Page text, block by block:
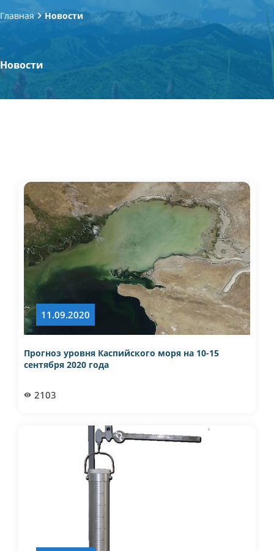
Главная Новости
Новости
11.09.2020
Прогноз уровня Каспийского моря на 10-15
сентября 2020 года
2103